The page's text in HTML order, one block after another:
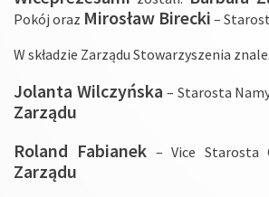
Pokój oraz Mirosław Birecki –
W składzie Zarządu Stowarzyszenia
Jolanta Wilczyńska – Starosta
Zarządu
Roland Fabianek – Vice Starosta
Zarządu